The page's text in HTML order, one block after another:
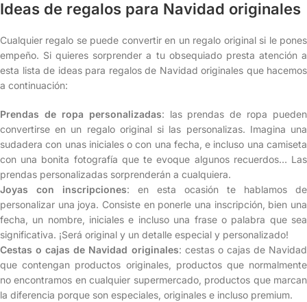
Ideas de regalos para Navidad originales
Cualquier regalo se puede convertir en un regalo original si le pones
empeño. Si quieres sorprender a tu obsequiado presta atención a
esta lista de ideas para regalos de Navidad originales que hacemos
a continuación:
Prendas de ropa personalizadas: las prendas de ropa pueden
convertirse en un regalo original si las personalizas. Imagina una
sudadera con unas iniciales o con una fecha, e incluso una camiseta
con una bonita fotografía que te evoque algunos recuerdos… Las
prendas personalizadas sorprenderán a cualquiera.
Joyas con inscripciones: en esta ocasión te hablamos de
personalizar una joya. Consiste en ponerle una inscripción, bien una
fecha, un nombre, iniciales e incluso una frase o palabra que sea
significativa. ¡Será original y un detalle especial y personalizado!
Cestas o cajas de Navidad originales: cestas o cajas de Navidad
que contengan productos originales, productos que normalmente
no encontramos en cualquier supermercado, productos que marcan
la diferencia porque son especiales, originales e incluso premium.